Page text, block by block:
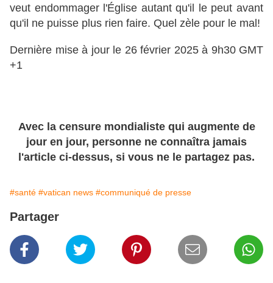
veut endommager l'Église autant qu'il le peut avant
qu'il ne puisse plus rien faire. Quel zèle pour le mal!
Dernière mise à jour le 26 février 2025 à 9h30 GMT
+1
Avec la censure mondialiste qui augmente de
jour en jour, personne ne connaîtra jamais
l'article ci-dessus, si vous ne le partagez pas.
#santé #vatican news #communiqué de presse
Partager